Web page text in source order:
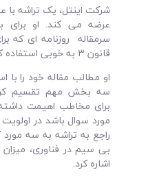
شرکت اینتل، یک تراشه با
عرضه می کند. او برای
سرمقاله روزنامه ای که
قانون 3 به خوبی استفاده کرد.
سه بخش مهم تقسیم
برای مخاطب اهیمت
مورد سوال باشد در
راجع به تراشه به سه
بی سیم در فناوری،
اشاره کرد.